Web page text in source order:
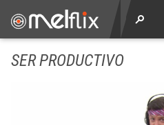
SER PRODUCTIVO